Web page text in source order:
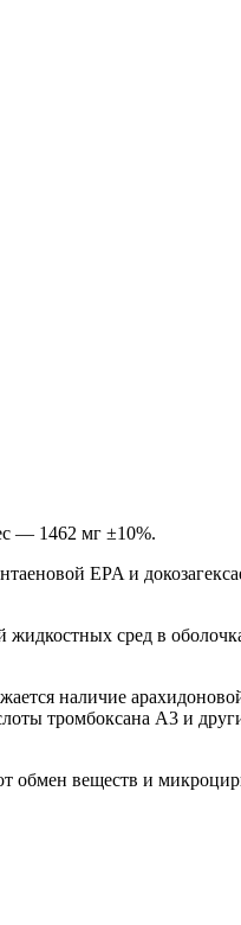
— 1462 мг ±10%.
EPA и
жидкостных сред в
наличие
тромбоксана A3 и
веществ и